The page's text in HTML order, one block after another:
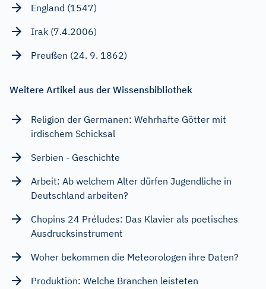
England (1547)
Irak (7.4.2006)
Preußen (24. 9. 1862)
Weitere Artikel aus der Wissensbibliothek
Religion der Germanen: Wehrhafte Götter mit
irdischem Schicksal
Serbien - Geschichte
Arbeit: Ab welchem Alter dürfen Jugendliche in
Deutschland arbeiten?
Chopins 24 Préludes: Das Klavier als poetisches
Ausdrucksinstrument
Woher bekommen die Meteorologen ihre Daten?
Produktion: Welche Branchen leisteten